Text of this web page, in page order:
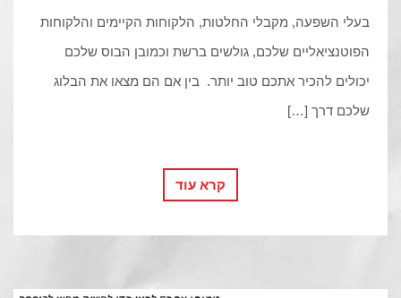
בעלי השפעה, מקבלי החלטות, הלקוחות הקיימים והלקוחות
הפוטנציאליים שלכם, גולשים ברשת וכמובן הבוס שלכם
יכולים להכיר אתכם טוב יותר. בין אם הם מצאו את הבלוג
שלכם דרך […]
קרא עוד